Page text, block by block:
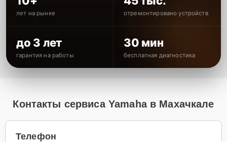
лет на рынке отремонтировано устройств
до 3 лет
гарантия на работы
30 мин
бесплатная диагностика
Контакты сервиса Yamaha в Махачкале
Телефон